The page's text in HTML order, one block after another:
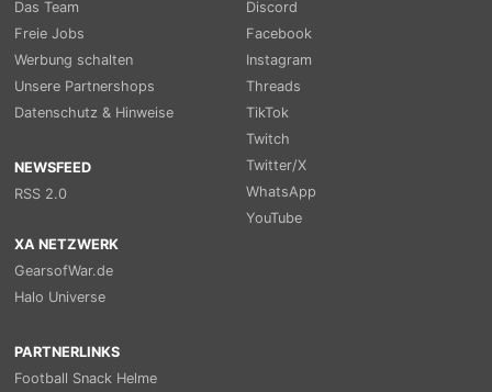
Das Team
Freie Jobs
Werbung schalten
Unsere Partnershops
Datenschutz & Hinweise
NEWSFEED
RSS 2.0
Discord
Facebook
Instagram
Threads
TikTok
Twitch
Twitter/X
WhatsApp
YouTube
XA NETZWERK
GearsofWar.de
Halo Universe
PARTNERLINKS
Football Snack Helme